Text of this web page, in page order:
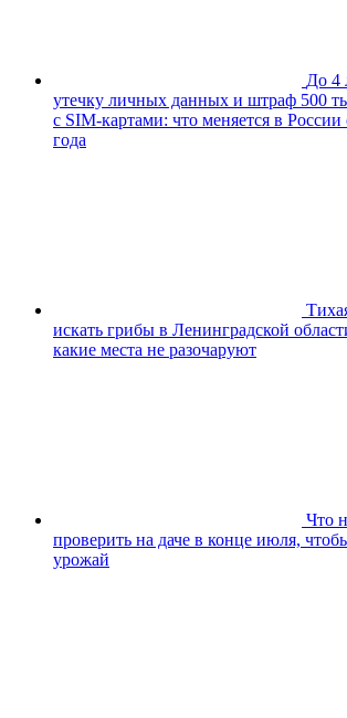
До 4
утечку личных данных и штраф 500
с SIM-картами: что меняется в России
года
искать грибы в Ленинградской
какие места не разочаруют
Что
проверить на даче в конце июля,
урожай